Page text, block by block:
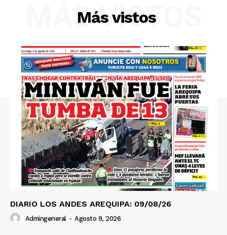
SUSCRIBETE
Diario los Andes
Nosotros
Contacto
Prensa
Más vistos
MÁS VISTOS
DIARIO LOS ANDES AREQUIPA: 09/08/26
Admingeneral - Agosto 9, 2026